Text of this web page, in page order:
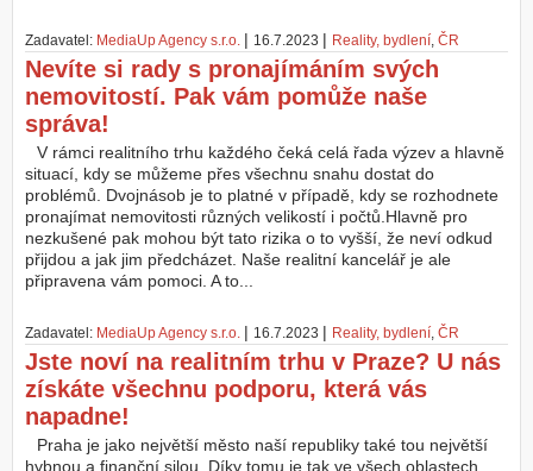
Zadavatel: MediaUp Agency s.r.o. | 16.7.2023 | Reality, bydlení, ČR
Nevíte si rady s pronajímáním svých
nemovitostí. Pak vám pomůže naše
správa!
V rámci realitního trhu každého čeká celá řada výzev a hlavně
situací, kdy se můžeme přes všechnu snahu dostat do
problémů. Dvojnásob je to platné v případě, kdy se rozhodnete
pronajímat nemovitosti různých velikostí i počtů.Hlavně pro
nezkušené pak mohou být tato rizika o to vyšší, že neví odkud
přijdou a jak jim předcházet. Naše realitní kancelář je ale
připravena vám pomoci. A to...
Zadavatel: MediaUp Agency s.r.o. | 16.7.2023 | Reality, bydlení, ČR
Jste noví na realitním trhu v Praze? U nás
získáte všechnu podporu, která vás
napadne!
Praha je jako největší město naší republiky také tou největší
hybnou a finanční silou. Díky tomu je tak ve všech oblastech